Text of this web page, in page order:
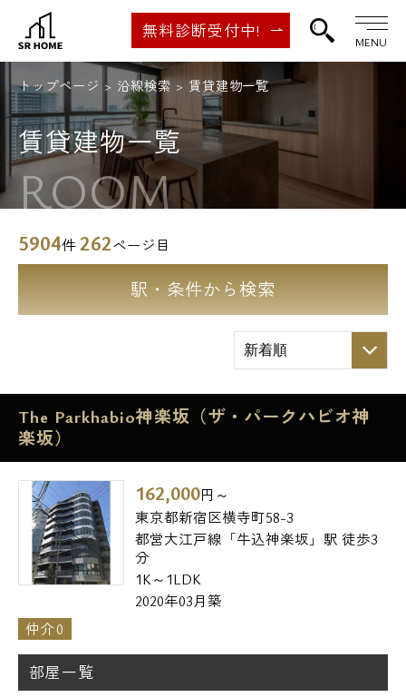
無料診断受付中!
MENU
トップページ 沿線検索 賃貸建物一覧
賃貸建物一覧
ROOM
5904件262ページ目
駅・条件から検索
The Parkhabio神楽坂（ザ・パークハビオ神
楽坂）
162,000円～
東京都新宿区横寺町58-3
都営大江戸線「牛込神楽坂」駅 徒歩3
分
1K～1LDK
2020年03月築
仲介0
部屋一覧